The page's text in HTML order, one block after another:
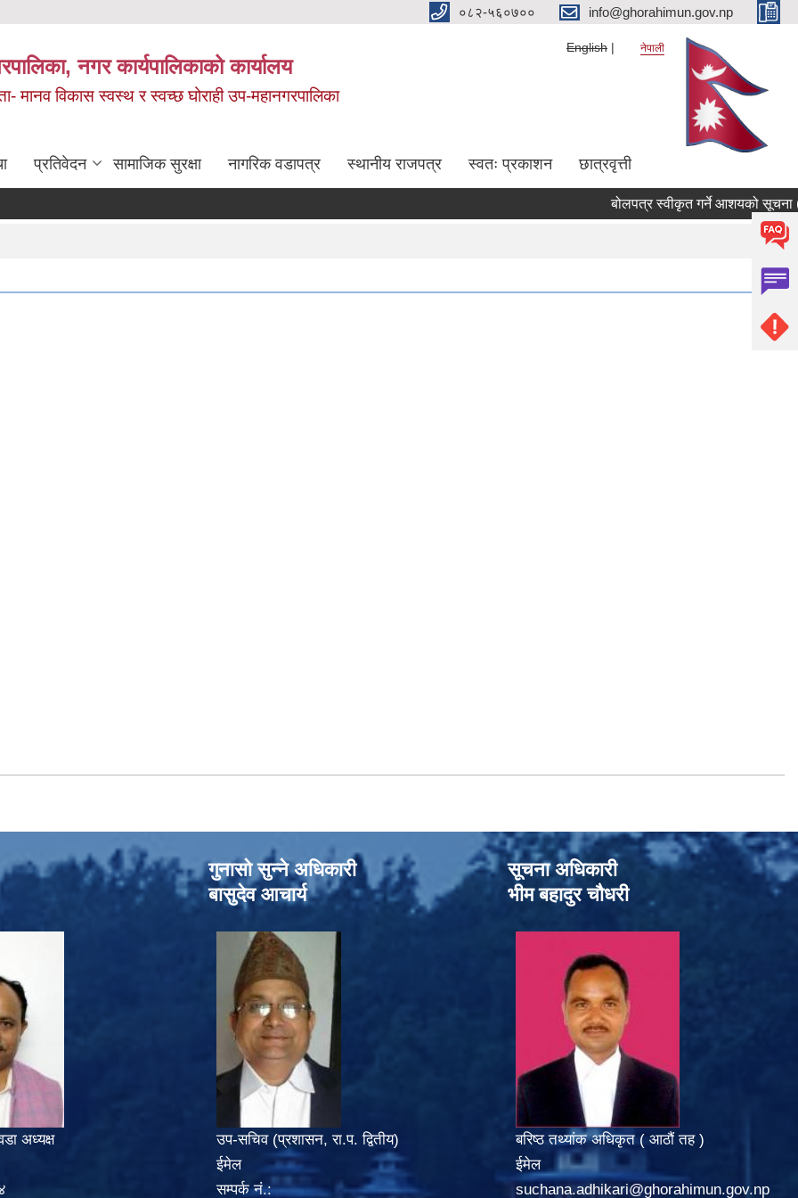
०८२-५६०७०० info@ghorahimun.gov.np
नगर कार्यपालिकाको कार्यालय
मानव विकास स्वस्थ र स्वच्छ घोराही उप-महानगरपालिका
English नेपाली
प्रतिवेदन सामाजिक सुरक्षा नागरिक वडापत्र स्थानीय राजपत्र स्वतः प्रकाशन छात्रवृत्ती
बोलपत्र स्वीकृत गर्ने आशयको सूचना (
अध्यक्ष
गुनासो सुन्‍ने अधिकारी
बासुदेव आचार्य
उप-सचिव (प्रशासन, रा.प. द्वितीय)
ईमेल
सम्पर्क नं.:
सूचना अधिकारी
भीम बहादुर चौधरी
बरिष्ठ तथ्यांक अधिकृत ( आठौं तह )
ईमेल
suchana.adhikari@ghorahimun.gov.np